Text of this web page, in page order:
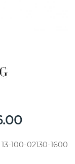
13-100-02130-1600